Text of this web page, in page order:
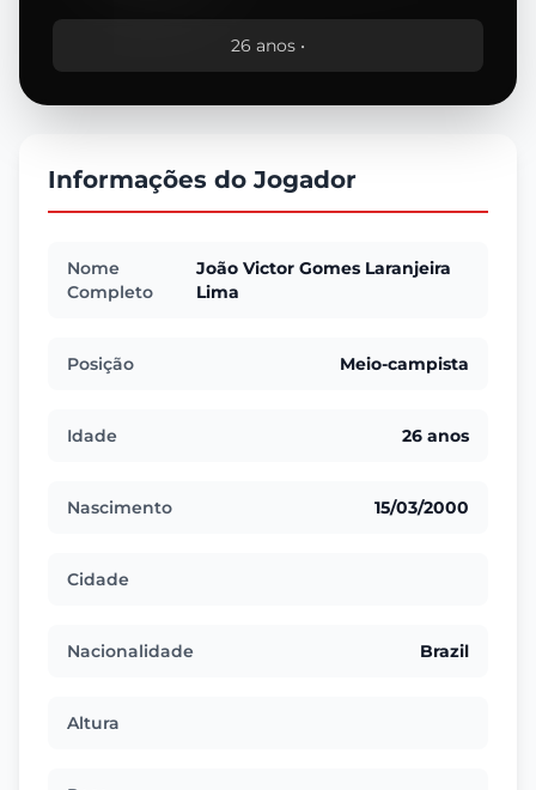
26 anos •
Informações do Jogador
Nome
Completo
João Victor Gomes Laranjeira
Lima
Posição Meio-campista
Idade 26 anos
Nascimento 15/03/2000
Cidade
Nacionalidade Brazil
Altura